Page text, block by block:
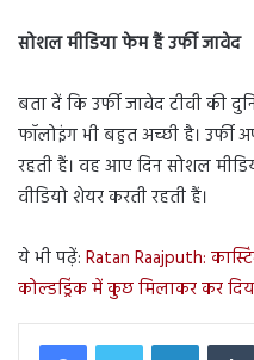
सोशल मीडिया फेम हैं उर्फी जावेद
बता दें कि उर्फी जावेद टीवी की
फॉलोइंग भी बहुत अच्छी है। उर्फी
रहती हैं। वह आए दिन सोशल
वीडियो शेयर करती रहती हैं।
ये भी पढ़ें: Ratan Raajputh:
कोल्डड्रिंक में कुछ मिलाकर कर
LinkedIn